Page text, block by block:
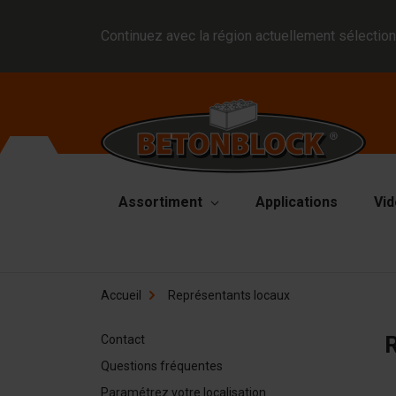
Continuez avec la région actuellement
Assortiment
Block formliners
Barrières
Dalle en béton
Applications
Accueil Représentants locaux
Contact
Questions fréquentes
Paramétrez votre localisation